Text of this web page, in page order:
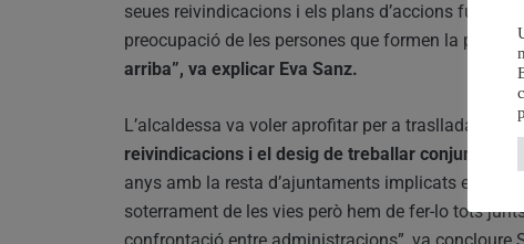
seues reivindicacions i els plans d’accions futures
preocupació de les persones que formen la
arriba”, va explicar Eva Sanz.
L’alcaldessa va voler aprofitar per a traslladar-los
reivindicacions i el desig de treballar
anys amb la resta d’ajuntaments implicats en
soterrament de les vies però hem de fer-lo tots